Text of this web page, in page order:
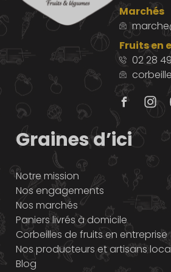
Marchés
Fruits en
02 28
Graines d’ici
Notre mission
Nos engagements
Nos marchés
Paniers livrés à domicile
Corbeilles de fruits en entreprise
Nos producteurs et artisans
Blog